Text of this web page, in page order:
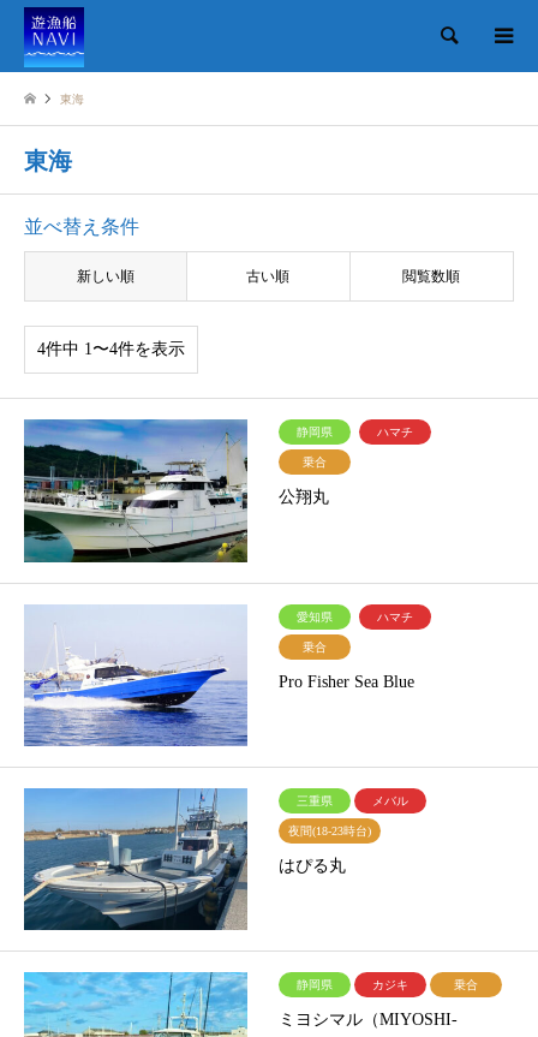
検索
東海
東海
並べ替え条件
新しい順 古い順 閲覧数順
4件中 1〜4件を表示
静岡県 ハマチ
乗合
公翔丸
愛知県 ハマチ
乗合
Pro Fisher Sea Blue
三重県 メバル
夜間(18-23時台)
はぴる丸
静岡県 カジキ 乗合
ミヨシマル（MIYOSHI-